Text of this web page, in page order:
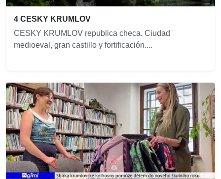
4 CESKY KRUMLOV
CESKY KRUMLOV republica checa. Ciudad
medioeval, gran castillo y fortificación....